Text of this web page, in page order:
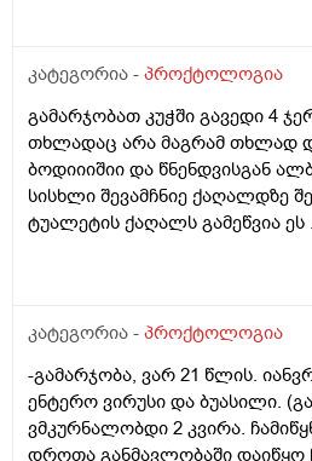
შეგრძნებაც მაქვს ცოტათი
ხილს არ ვჭამ და ჯანსაღად ეს
თავი რაც ვნახე სიმპტომები
შევშფოთდი 17 ის ეხლა გავხდი
არაფერს ასე რომ ვიყო
როგორ უნდა მოიქცეს ,რა
კატეგორია - პროქტოლოგია
გამარჯობათ კუჭში გავედი 4
თხლადაც არა მაგრამ თხლად
ბოდიიიშიი და წნენდვისგან
სისხლი შევამჩნიე ქაღალდზე
ტუალეტის ქაღალს გამეწვია ეს
ეგენიარა მეორეენაირი მაგას
ბუასილის დროს მწარის და
კატეგორია - პროქტოლოგია
-გამარჯობა, ვარ 21 წლის.
ენტერო ვირუსი და ბუასილი.
ვმკურნალობდი 2 კვირა.
დროთა განმავლობაში დაიწყო